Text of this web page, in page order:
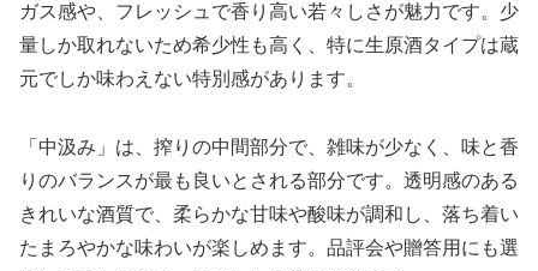
ガス感や、フレッシュで香り高い若々しさが魅力です。少
量しか取れないため希少性も高く、特に生原酒タイプは蔵
元でしか味わえない特別感があります。
「中汲み」は、搾りの中間部分で、雑味が少なく、味と香
りのバランスが最も良いとされる部分です。透明感のある
きれいな酒質で、柔らかな甘味や酸味が調和し、落ち着い
たまろやかな味わいが楽しめます。品評会や贈答用にも選